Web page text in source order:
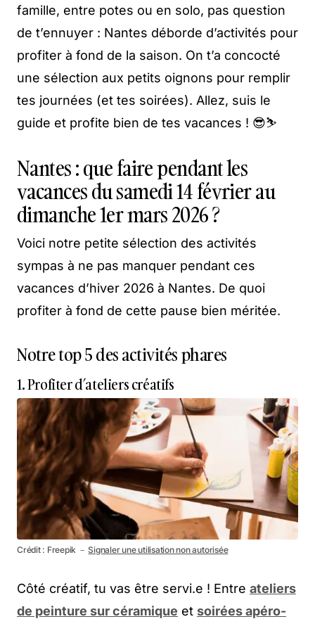
famille, entre potes ou en solo, pas question
de t’ennuyer : Nantes déborde d’activités pour
profiter à fond de la saison. On t’a concocté
une sélection aux petits oignons pour remplir
tes journées (et tes soirées). Allez, suis le
guide et profite bien de tes vacances ! 😎⛷️
Nantes : que faire pendant les
vacances du samedi 14 février au
dimanche 1er mars 2026 ?
Voici notre petite sélection des activités
sympas à ne pas manquer pendant ces
vacances d’hiver 2026 à Nantes. De quoi
profiter à fond de cette pause bien méritée.
Notre top 5 des activités phares
1. Profiter d’ateliers créatifs
Crédit : Freepik －Signaler une utilisation non autorisée
Côté créatif, tu vas être servi.e ! Entre ateliers
de peinture sur céramique et soirées apéro-